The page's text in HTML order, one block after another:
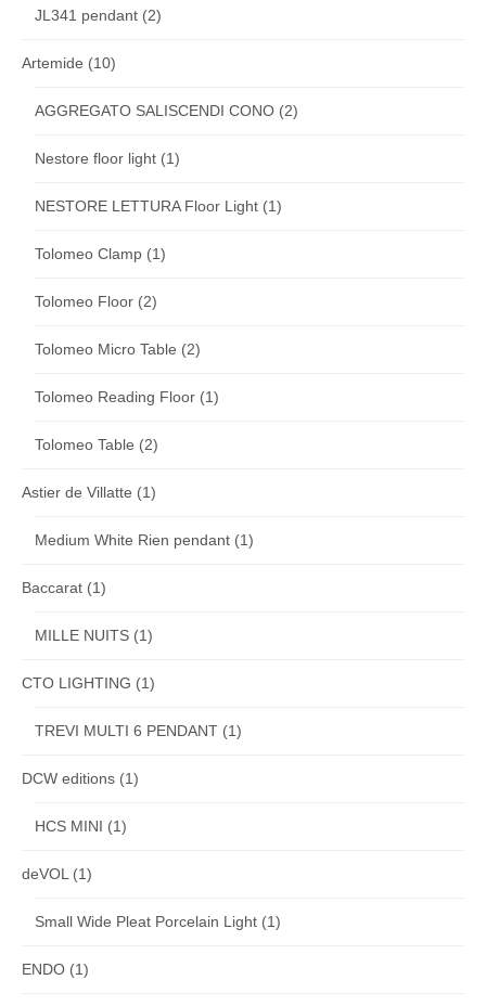
JL341 pendant (2)
Artemide (10)
AGGREGATO SALISCENDI CONO (2)
Nestore floor light (1)
NESTORE LETTURA Floor Light (1)
Tolomeo Clamp (1)
Tolomeo Floor (2)
Tolomeo Micro Table (2)
Tolomeo Reading Floor (1)
Tolomeo Table (2)
Astier de Villatte (1)
Medium White Rien pendant (1)
Baccarat (1)
MILLE NUITS (1)
CTO LIGHTING (1)
TREVI MULTI 6 PENDANT (1)
DCW editions (1)
HCS MINI (1)
deVOL (1)
Small Wide Pleat Porcelain Light (1)
ENDO (1)